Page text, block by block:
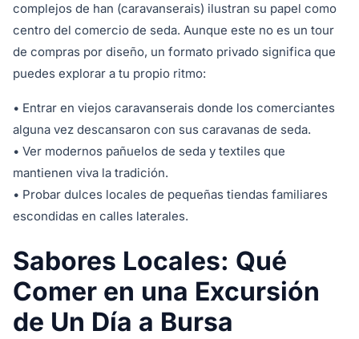
complejos de han (caravanserais) ilustran su papel como
centro del comercio de seda. Aunque este no es un tour
de compras por diseño, un formato privado significa que
puedes explorar a tu propio ritmo:
• Entrar en viejos caravanserais donde los comerciantes
alguna vez descansaron con sus caravanas de seda.
• Ver modernos pañuelos de seda y textiles que
mantienen viva la tradición.
• Probar dulces locales de pequeñas tiendas familiares
escondidas en calles laterales.
Sabores Locales: Qué
Comer en una Excursión
de Un Día a Bursa